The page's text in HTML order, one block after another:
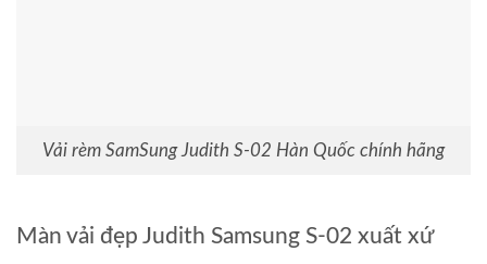
Vải rèm SamSung Judith S-02 Hàn Quốc chính hãng
Màn vải đẹp Judith Samsung S-02 xuất xứ